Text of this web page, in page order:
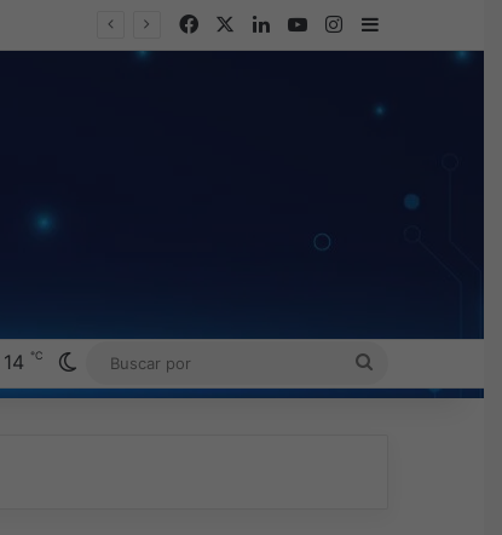
FacebookLinkedInYouTubeInstagram
Barra lateral
14 ℃ Switch skin
BUSCAR
POR